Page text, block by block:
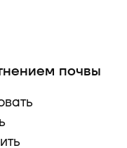
почвы